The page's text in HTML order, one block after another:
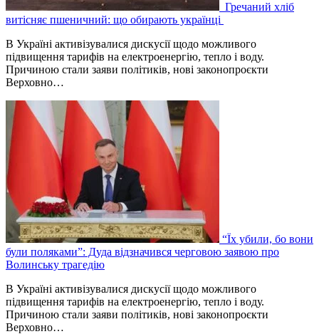
Гречаний хліб
витісняє пшеничний: що обирають українці
В Україні активізувалися дискусії щодо можливого
підвищення тарифів на електроенергію, тепло і воду.
Причиною стали заяви політиків, нові законопроєкти
Верховно…
“Їх убили, бо вони
були поляками”: Дуда відзначився черговою заявою про
Волинську трагедію
В Україні активізувалися дискусії щодо можливого
підвищення тарифів на електроенергію, тепло і воду.
Причиною стали заяви політиків, нові законопроєкти
Верховно…